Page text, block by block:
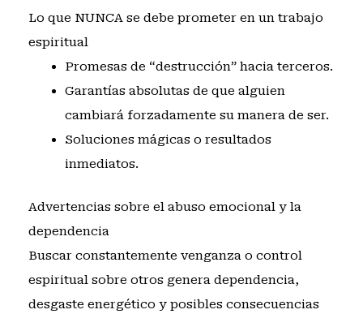
Lo que NUNCA se debe prometer en un trabajo
espiritual
Promesas de “destrucción” hacia terceros.
Garantías absolutas de que alguien
cambiará forzadamente su manera de ser.
Soluciones mágicas o resultados
inmediatos.
Advertencias sobre el abuso emocional y la
dependencia
Buscar constantemente venganza o control
espiritual sobre otros genera dependencia,
desgaste energético y posibles consecuencias